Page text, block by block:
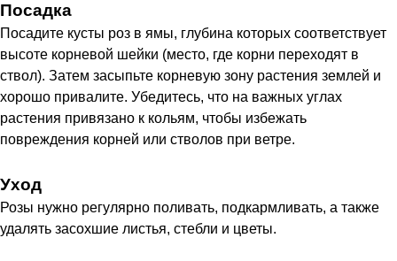
Посадка
Посадите кусты роз в ямы, глубина которых соответствует
высоте корневой шейки (место, где корни переходят в
ствол). Затем засыпьте корневую зону растения землей и
хорошо привалите. Убедитесь, что на важных углах
растения привязано к кольям, чтобы избежать
повреждения корней или стволов при ветре.
Уход
Розы нужно регулярно поливать, подкармливать, а также
удалять засохшие листья, стебли и цветы.